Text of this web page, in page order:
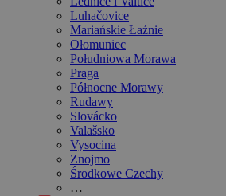
Luhačovice
Mariańskie Łaźnie
Ołomuniec
Południowa Morawa
Praga
Północne Morawy
Rudawy
Slovácko
Valašsko
Vysocina
Znojmo
Środkowe Czechy
…